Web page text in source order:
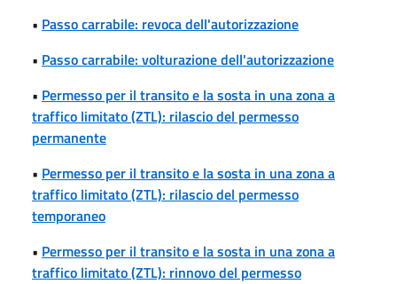
• Passo carrabile: revoca dell'autorizzazione
• Passo carrabile: volturazione dell'autorizzazione
• Permesso per il transito e la sosta in una zona a
traffico limitato (ZTL): rilascio del permesso
permanente
• Permesso per il transito e la sosta in una zona a
traffico limitato (ZTL): rilascio del permesso
temporaneo
• Permesso per il transito e la sosta in una zona a
traffico limitato (ZTL): rinnovo del permesso